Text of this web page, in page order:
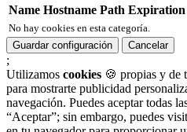
Name Hostname Path Expiration
No hay cookies en esta categoría.
Guardar configuración
Cancelar
;
Utilizamos cookies 🍪 propias y de
para mostrarte publicidad
navegación. Puedes aceptar todas
“Aceptar”; sin embargo, puedes